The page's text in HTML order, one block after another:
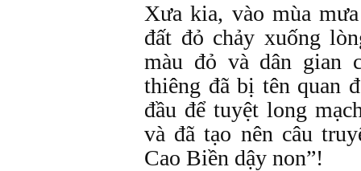
Xưa kia, vào mùa
đất đỏ chảy xuống
màu đỏ và dân gian
thiêng đã bị tên quan
đầu để tuyệt long
và đã tạo nên câu
Cao Biền dậy non”!